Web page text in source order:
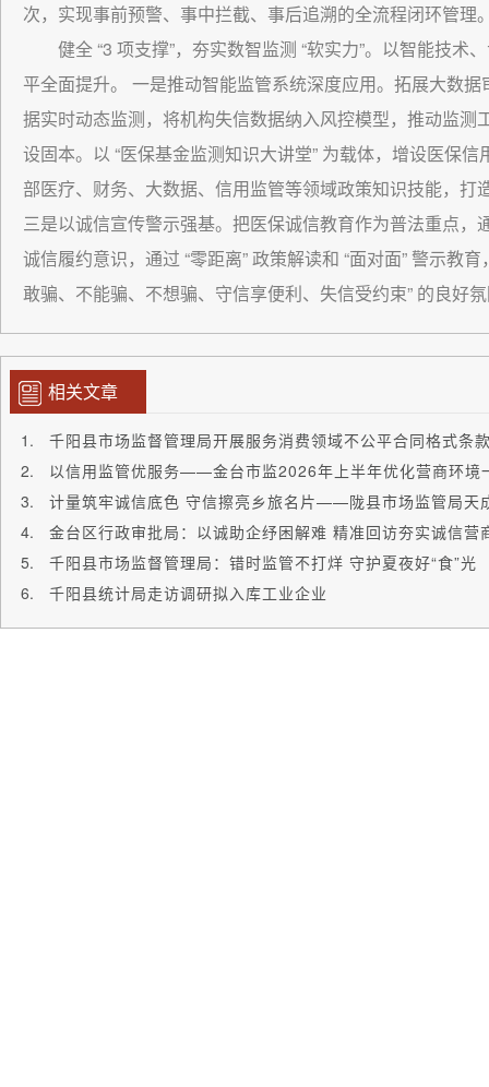
次，实现事前预警、事中拦截、事后追溯的全流程闭环管理
健全 “3 项支撑”，夯实数智监测 “软实力”。以智能技
平全面提升。 一是推动智能监管系统深度应用。拓展大数
据实时动态监测，将机构失信数据纳入风控模型，推动监
设固本。以 “医保基金监测知识大讲堂” 为载体，增设医保
部医疗、财务、大数据、信用监管等领域政策知识技能，
三是以诚信宣传警示强基。把医保诚信教育作为普法重点
诚信履约意识，通过 “零距离” 政策解读和 “面对面” 警示教
敢骗、不能骗、不想骗、守信享便利、失信受约束” 的良好
相关文章
千阳县市场监督管理局开展服务消费领域不公平合同格式条
以信用监管优服务——金台市监2026年上半年优化营商环境
金台区行政审批局：以诚助企纾困解难 精准回访夯实诚信营
千阳县市场监督管理局：错时监管不打烊 守护夏夜好“食”光
千阳县统计局走访调研拟入库工业企业